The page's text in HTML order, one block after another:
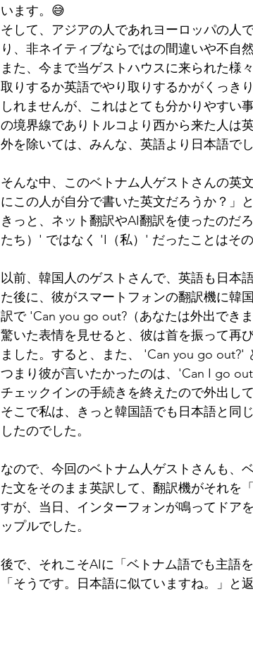
います。😅
そして、アジアの人であれヨーロッパの人
り、非ネイティブならではの間違いや不自
また、今まで当ゲストハウスに来られた様
取りするか英語でやり取りするかがくっき
しれませんが、これはとても分かりやすい
の境界線でありトルコより西から来た人は
外を除いては、みんな、英語より日本語でし
そんな中、このベトナム人ゲストさんの英
にこの人が自分で書いた英文だろうか？」
きっと、ネット翻訳やAI翻訳を使ったのだ
たち）' ではなく 'I（私）' だったことはそ
以前、韓国人のゲストさんで、英語も日本
た後に、彼がスマートフォンの翻訳機に韓
訳で 'Can you go out?（あなたは外出でき
驚いた表情を見せると、彼は首を振って再
ました。すると、また、 'Can you go out?'
つまり彼が言いたかったのは、'Can I go
チェックインの手続きを終えたので外出し
そこで私は、きっと韓国語でも日本語と同
したのでした。
なので、今回のベトナム人ゲストさんも、
た文をそのまま英訳して、翻訳機がそれを
すが、当日、インターフォンが鳴ってドア
ップルでした。
後で、それこそAIに「ベトナム語でも主語
「そうです。日本語に似ていますね。」と